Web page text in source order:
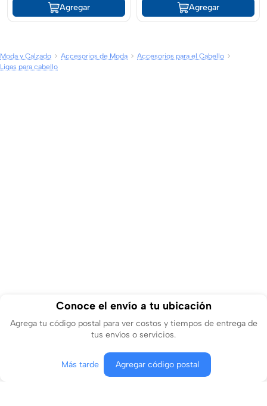
Conoce el envío a tu ubicación
Agrega tu código postal para ver costos y tiempos de entrega de
tus envíos o servicios.
Más tarde Agregar código postal
Agregar al carrito Comprar ahora
Agregar Agregar
Moda y Calzado Accesorios de Moda
Accesorios para el Cabello
Ligas para cabello